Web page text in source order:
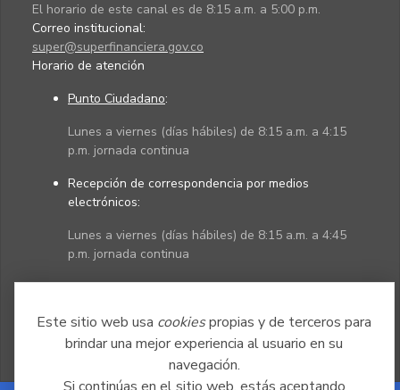
Este sitio web usa cookiespropias y de terceros para
brindar una mejor experiencia al usuario en su
navegación.
El horario de este canal es de 8:15 a.m. a 5:00 p.m.
Correo institucional:
super@superfinanciera.gov.co
Horario de atención
Punto Ciudadano:
Lunes a viernes (días hábiles) de 8:15 a.m. a 4:15
p.m. jornada continua
Recepción de correspondencia por medios
electrónicos:
Lunes a viernes (días hábiles) de 8:15 a.m. a 4:45
p.m. jornada continua